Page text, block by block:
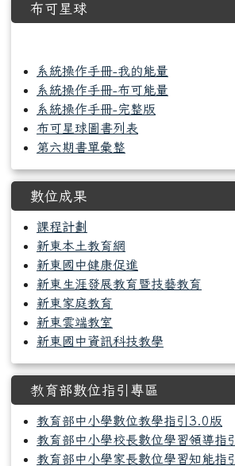
布可星球
系統操作手冊-我的能量
系統操作手冊-布可能量
系統操作手冊-完整版
布可星球圖書列表
第六期書單彙整
數位成果
課程計劃
新東本土教育網
新東國中健康促進
新東生涯發展教育暨技藝教育
新東家庭教育
新東雲端教室
新東國中資訊科技教學
教育部數位指引專區
教育部中小學數位教學指引3.0版
教育部中小學校長數位學習領導指
教育部中小學家長數位學習知能指